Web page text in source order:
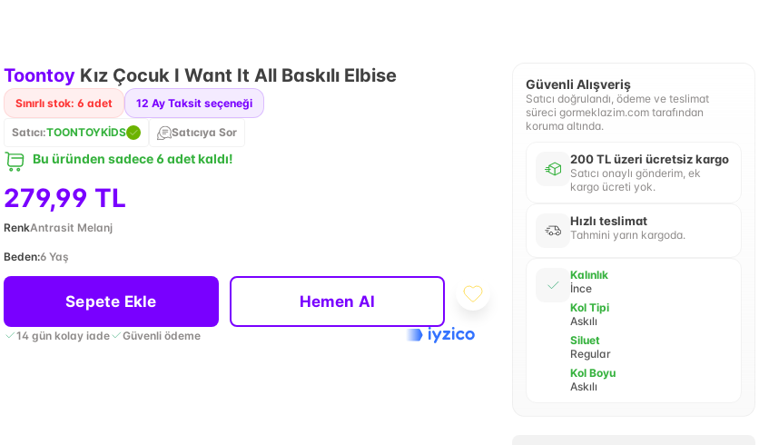
Toontoy Kız Çocuk I Want It All Baskılı Elbise
Sınırlı stok: 6 adet 12 Ay Taksit seçeneği
Satıcı:TOONTOYKİDS Satıcıya Sor
Bu üründen sadece 6 adet kaldı!
279,99 TL
RenkAntrasit Melanj
Beden:6 Yaş
Sepete Ekle Hemen Al
14 gün kolay iade Güvenli ödeme
Güvenli Alışveriş
Satıcı doğrulandı, ödeme ve teslimat
süreci gormeklazim.com tarafından
koruma altında.
200 TL üzeri ücretsiz kargo
Satıcı onaylı gönderim, ek
kargo ücreti yok.
Hızlı teslimat
Tahmini yarın kargoda.
Kalınlık
İnce
Kol Tipi
Askılı
Siluet
Regular
Kol Boyu
Askılı